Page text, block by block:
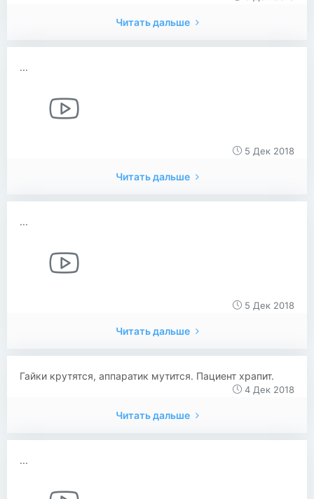
Читать дальше
...
5 Дек 2018
Читать дальше
...
5 Дек 2018
Читать дальше
Гайки крутятся, аппаратик мутится. Пациент храпит.
4 Дек 2018
Читать дальше
...